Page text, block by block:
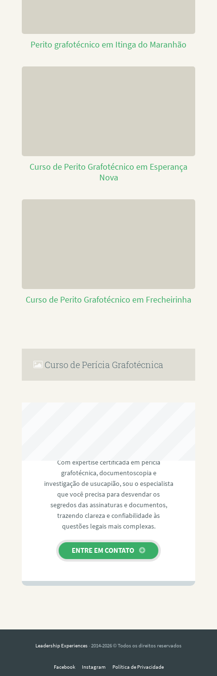
Perito grafotécnico em Itinga do Maranhão
Curso de Perito Grafotécnico em Esperança
Nova
Curso de Perito Grafotécnico em Frecheirinha
Curso de Perícia Grafotécnica
Com expertise certificada em perícia
grafotécnica, documentoscopia e
investigação de usucapião, sou o especialista
que você precisa para desvendar os
segredos das assinaturas e documentos,
trazendo clareza e confiabilidade às
questões legais mais complexas.
ENTRE EM CONTATO
Leadership Experiences · 2014-2026 © Todos os direitos reservados
Facebook Instagram Política de Privacidade